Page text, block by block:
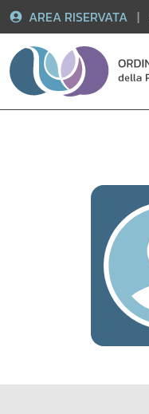
contenuto
AREA RISERVATA |